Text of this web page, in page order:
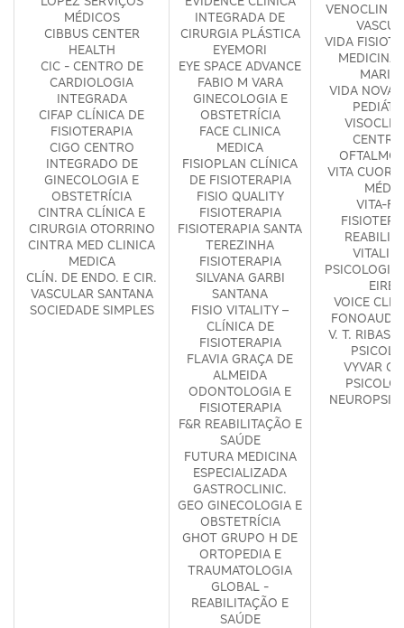
MÉDICOS
CIBBUS CENTER
HEALTH
CIC - CENTRO DE
CARDIOLOGIA
INTEGRADA
CIFAP CLÍNICA DE
FISIOTERAPIA
CIGO CENTRO
INTEGRADO DE
GINECOLOGIA E
OBSTETRÍCIA
CINTRA CLÍNICA E
CIRURGIA OTORRINO
CINTRA MED CLINICA
MEDICA
CLÍN. DE ENDO. E CIR.
VASCULAR SANTANA
SOCIEDADE SIMPLES
INTEGRADA DE
CIRURGIA PLÁSTICA
EYEMORI
EYE SPACE ADVANCE
FABIO M VARA
GINECOLOGIA E
OBSTETRÍCIA
FACE CLINICA
MEDICA
FISIOPLAN CLÍNICA
DE FISIOTERAPIA
FISIO QUALITY
FISIOTERAPIA
FISIOTERAPIA SANTA
TEREZINHA
FISIOTERAPIA
SILVANA GARBI
SANTANA
FISIO VITALITY –
CLÍNICA DE
FISIOTERAPIA
FLAVIA GRAÇA DE
ALMEIDA
ODONTOLOGIA E
FISIOTERAPIA
F&R REABILITAÇÃO E
SAÚDE
FUTURA MEDICINA
ESPECIALIZADA
GASTROCLINIC.
GEO GINECOLOGIA E
OBSTETRÍCIA
GHOT GRUPO H DE
ORTOPEDIA E
TRAUMATOLOGIA
GLOBAL -
REABILITAÇÃO E
SAÚDE
VENOCLIN
VIDA
MEDICINA
VIDA NOVA
VITA CUORI
VITA-
PSICOLOGIA
VOICE
V. T. RIBAS
VYVAR